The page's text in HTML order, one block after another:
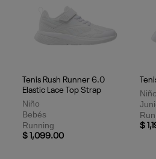
Tenis Rush Runner 6.0
Elastic Lace Top Strap
Niño
Bebés
Running
$ 1,099.00
Niño
$